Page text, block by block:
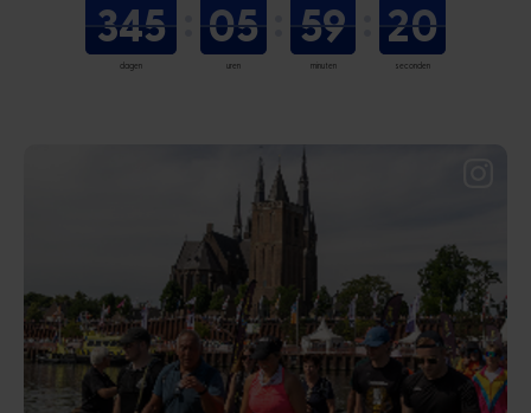
345
dagen
05
uren
59
minuten
20
seconden